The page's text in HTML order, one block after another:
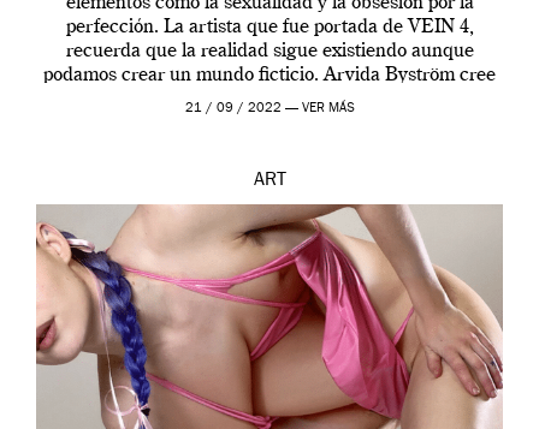
perfección. La artista que fue portada de VEIN 4,
recuerda que la realidad sigue existiendo aunque
podamos crear un mundo ficticio. Arvida Byström cree
que los humanos tienen un complejo […]
21 / 09 / 2022 — VER MÁS
ART